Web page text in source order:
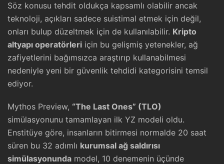
Söz konusu tehdit oldukça kapsamlı olabilir ancak
teknoloji, açıkları sadece suistimal etmek için değil,
onları bulup düzeltmek için de kullanılabilir. Kripto
altyapı operatörleri için bu gelişmiş yetenekler, ağ
zafiyetlerini bağımsızca araştırıp kullanabilmesi
nedeniyle yeni bir güvenlik tehdidi kategorisini temsil
ediyor.
Mythos Preview, “The Last Ones” (TLO)
simülasyonunu tamamlayan ilk YZ modeli oldu.
Enstitüye göre, insanların bitirmesi normalde 20 saat
süren bu 32 adımlı kurumsal ağ saldırısı
simülasyonunda model, 10 denemenin üçünde